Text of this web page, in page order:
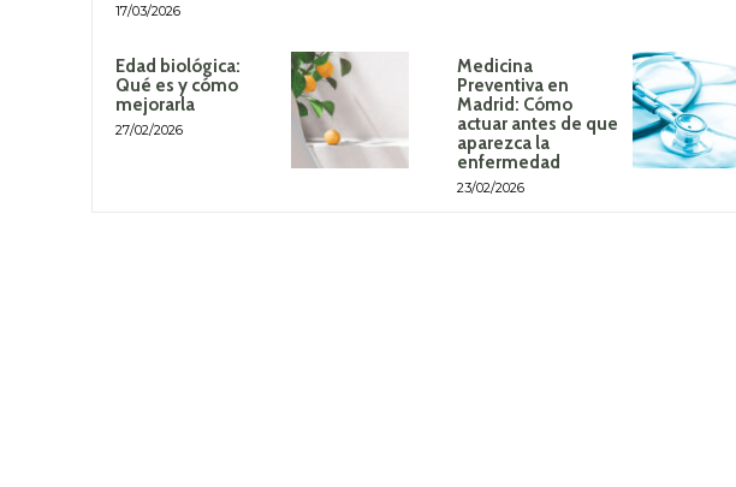
17/03/2026
Edad biológica:
Qué es y cómo
mejorarla
27/02/2026
Medicina
Preventiva en
Madrid: Cómo
actuar antes de que
aparezca la
enfermedad
23/02/2026